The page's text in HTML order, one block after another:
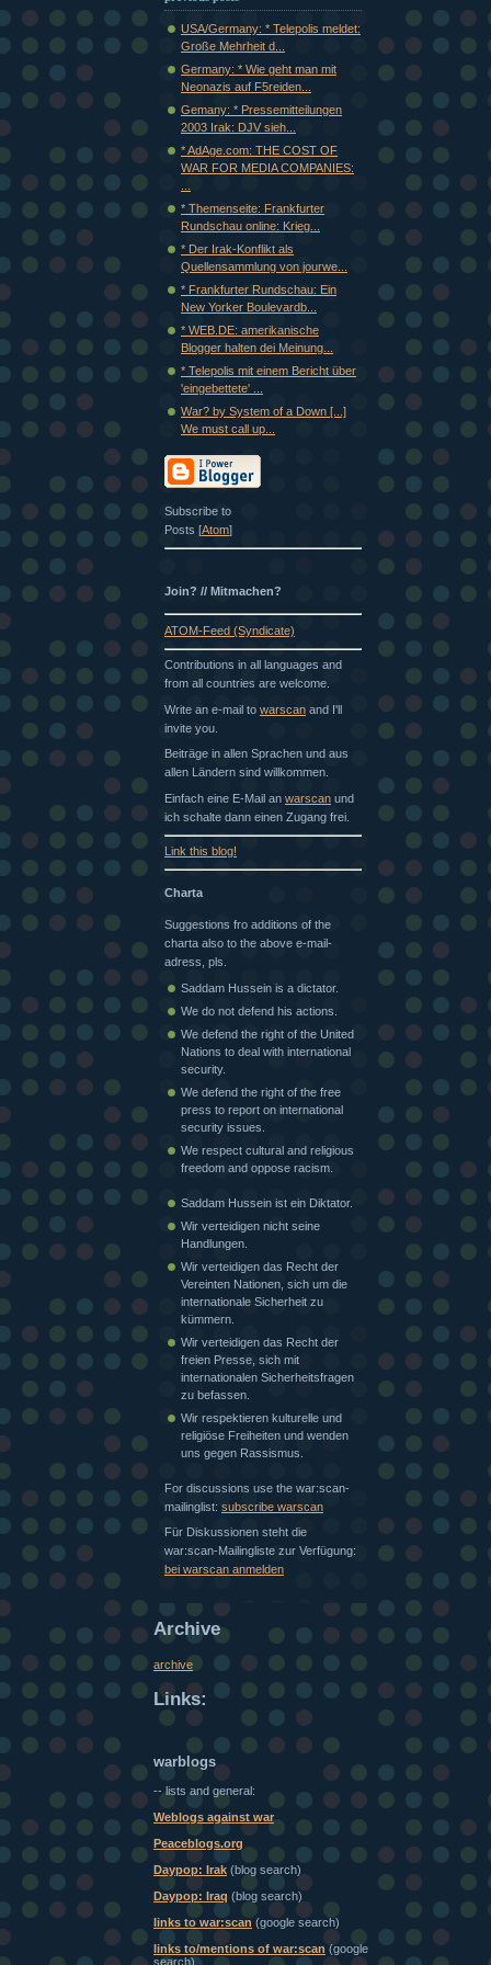
USA/Germany: * Telepolis meldet:
Große Mehrheit d...
Germany: * Wie geht man mit
Neonazis auf F5reiden...
Gemany: * Pressemitteilungen
2003 Irak: DJV sieh...
* AdAge.com: THE COST OF
WAR FOR MEDIA COMPANIES:
* Themenseite: Frankfurter
Rundschau online: Krieg...
* Der Irak-Konflikt als
Quellensammlung von jourwe...
* Frankfurter Rundschau: Ein
New Yorker Boulevardb...
* WEB.DE: amerikanische
Blogger halten dei Meinung...
* Telepolis mit einem Bericht über
'eingebettete' ...
War? by System of a Down [...]
We must call up...
Subscribe to
Posts [Atom]
Join? // Mitmachen?
ATOM-Feed (Syndicate)
Contributions in all languages and
from all countries are welcome.
Write an e-mail to warscan and I'll
invite you.
Beiträge in allen Sprachen und aus
allen Ländern sind willkommen.
Einfach eine E-Mail an warscan und
ich schalte dann einen Zugang frei.
Link this blog!
Charta
Suggestions fro additions of the
charta also to the above e-mail-
adress, pls.
Saddam Hussein is a dictator.
We do not defend his actions.
We defend the right of the United
Nations to deal with international
security.
We defend the right of the free
press to report on international
security issues.
We respect cultural and religious
freedom and oppose racism.
Saddam Hussein ist ein Diktator.
Wir verteidigen nicht seine
Handlungen.
Wir verteidigen das Recht der
Vereinten Nationen, sich um die
internationale Sicherheit zu
kümmern.
Wir verteidigen das Recht der
freien Presse, sich mit
internationalen Sicherheitsfragen
zu befassen.
Wir respektieren kulturelle und
religiöse Freiheiten und wenden
uns gegen Rassismus.
For discussions use the war:scan-
mailinglist: subscribe warscan
Für Diskussionen steht die
war:scan-Mailingliste zur Verfügung:
bei warscan anmelden
Archive
archive
Links:
warblogs
-- lists and general:
Weblogs against war
Peaceblogs.org
Daypop: Irak (blog search)
Daypop: Iraq (blog search)
links to war:scan (google search)
links to/mentions of war:scan (google
search)